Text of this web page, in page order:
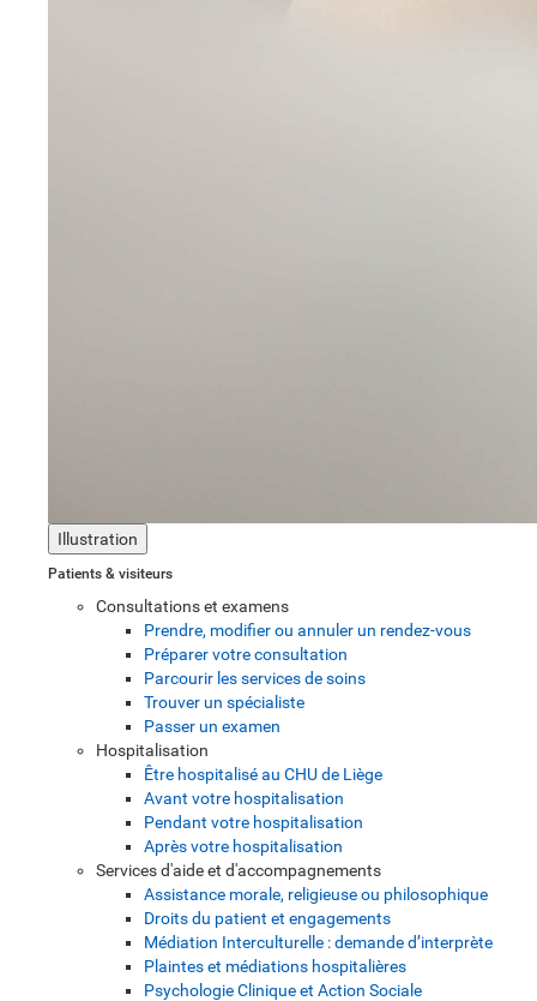
Illustration
Patients & visiteurs
Consultations et examens
Prendre, modifier ou annuler un rendez-vous
Préparer votre consultation
Parcourir les services de soins
Trouver un spécialiste
Passer un examen
Hospitalisation
Être hospitalisé au CHU de Liège
Avant votre hospitalisation
Pendant votre hospitalisation
Après votre hospitalisation
Services d'aide et d'accompagnements
Assistance morale, religieuse ou philosophique
Droits du patient et engagements
Médiation Interculturelle : demande d’interprète
Plaintes et médiations hospitalières
Psychologie Clinique et Action Sociale